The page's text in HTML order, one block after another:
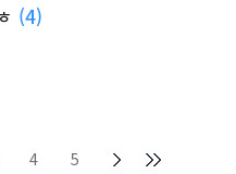
(4)
4 5